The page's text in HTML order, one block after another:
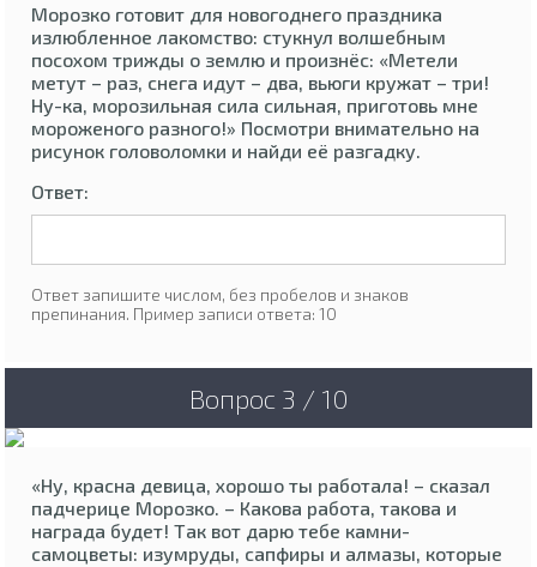
Морозко готовит для новогоднего праздника
излюбленное лакомство: стукнул волшебным
посохом трижды о землю и произнёс: «Метели
метут – раз, снега идут – два, вьюги кружат – три!
Ну-ка, морозильная сила сильная, приготовь мне
мороженого разного!» Посмотри внимательно на
рисунок головоломки и найди её разгадку.
Ответ:
Ответ запишите числом, без пробелов и знаков
препинания. Пример записи ответа: 10
Вопрос 3 / 10
«Ну, красна девица, хорошо ты работала! – сказал
падчерице Морозко. – Какова работа, такова и
награда будет! Так вот дарю тебе камни-
самоцветы: изумруды, сапфиры и алмазы, которые